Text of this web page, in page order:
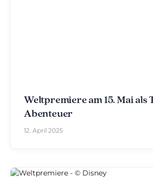
Weltpremiere am 15. Mai als
Abenteuer
12. April 2025